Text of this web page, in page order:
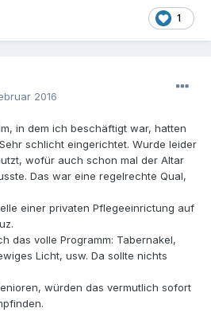
1
2016
in dem ich beschäftigt war, hatten
schlicht eingerichtet. Wurde leider
wofür auch schon mal der Altar
Das war eine regelrechte Qual,
einer privaten Pflegeeinrictung auf
das volle Programm: Tabernakel,
Licht, usw. Da sollte nichts
würden das vermutlich sofort